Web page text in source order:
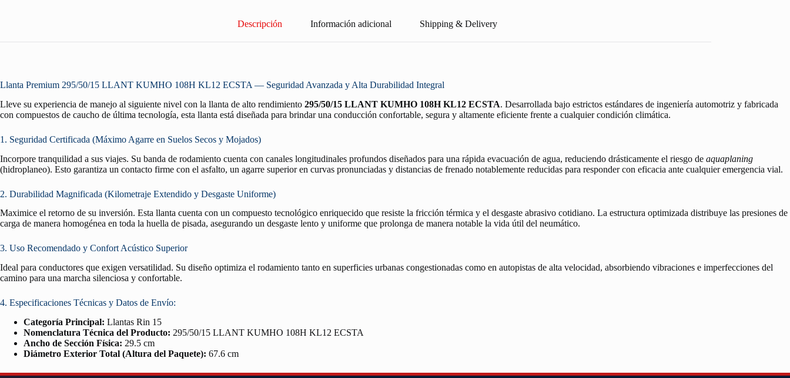
Descripción Información adicional Shipping & Delivery
Llanta Premium 295/50/15 LLANT KUMHO 108H KL12 ECSTA — Seguridad Avanzada y Alta Durabilidad Integral
Lleve su experiencia de manejo al siguiente nivel con la llanta de alto rendimiento 295/50/15 LLANT KUMHO 108H KL12 ECSTA. Desarrollada bajo estrictos estándares de ingeniería automotriz y fabricada
con compuestos de caucho de última tecnología, esta llanta está diseñada para brindar una conducción confortable, segura y altamente eficiente frente a cualquier condición climática.
1. Seguridad Certificada (Máximo Agarre en Suelos Secos y Mojados)
Incorpore tranquilidad a sus viajes. Su banda de rodamiento cuenta con canales longitudinales profundos diseñados para una rápida evacuación de agua, reduciendo drásticamente el riesgo de aquaplaning
(hidroplaneo). Esto garantiza un contacto firme con el asfalto, un agarre superior en curvas pronunciadas y distancias de frenado notablemente reducidas para responder con eficacia ante cualquier emergencia vial.
2. Durabilidad Magnificada (Kilometraje Extendido y Desgaste Uniforme)
Maximice el retorno de su inversión. Esta llanta cuenta con un compuesto tecnológico enriquecido que resiste la fricción térmica y el desgaste abrasivo cotidiano. La estructura optimizada distribuye las presiones de
carga de manera homogénea en toda la huella de pisada, asegurando un desgaste lento y uniforme que prolonga de manera notable la vida útil del neumático.
3. Uso Recomendado y Confort Acústico Superior
Ideal para conductores que exigen versatilidad. Su diseño optimiza el rodamiento tanto en superficies urbanas congestionadas como en autopistas de alta velocidad, absorbiendo vibraciones e imperfecciones del
camino para una marcha silenciosa y confortable.
4. Especificaciones Técnicas y Datos de Envío:
Categoría Principal: Llantas Rin 15
Nomenclatura Técnica del Producto: 295/50/15 LLANT KUMHO 108H KL12 ECSTA
Ancho de Sección Física: 29.5 cm
Diámetro Exterior Total (Altura del Paquete): 67.6 cm